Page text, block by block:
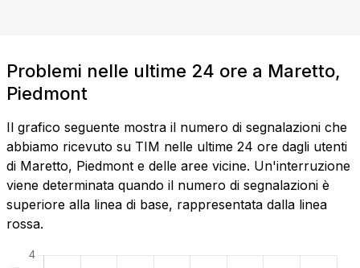
Problemi nelle ultime 24 ore a Maretto,
Piedmont
Il grafico seguente mostra il numero di segnalazioni che
abbiamo ricevuto su TIM nelle ultime 24 ore dagli utenti
di Maretto, Piedmont e delle aree vicine. Un'interruzione
viene determinata quando il numero di segnalazioni è
superiore alla linea di base, rappresentata dalla linea
rossa.